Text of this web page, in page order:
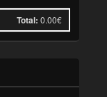
Total: 0.00€